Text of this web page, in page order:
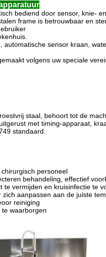
bediend door sensor, knie-
frame is betrouwbaar en
automatische sensor kraan,
volgens uw speciale
staal, behoort tot de
met timing-apparaat,
standaard.
personeel
behandeling, effectief
vermijden en kruisinfectie te
aanpassen aan de juiste
reiniging
waarborgen